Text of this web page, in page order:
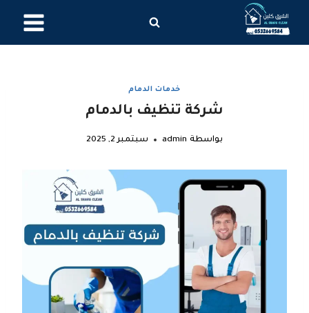
المحتوى
خدمات الدمام
شركة تنظيف بالدمام
بواسطة admin سبتمبر 2, 2025